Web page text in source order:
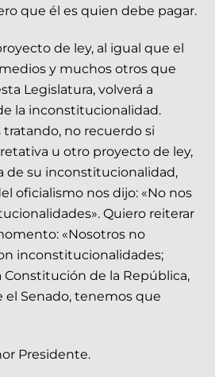
que él es quien debe pagar.
de ley, al igual que el
y muchos otros que
Legislatura, volverá a
la inconstitucionalidad.
no recuerdo si
u otro proyecto de ley,
de su inconstitucionalidad,
oficialismo nos dijo: «No nos
Quiero reiterar
«Nosotros no
inconstitucionalidades;
Constitución de la República,
el Senado, tenemos que
Presidente.